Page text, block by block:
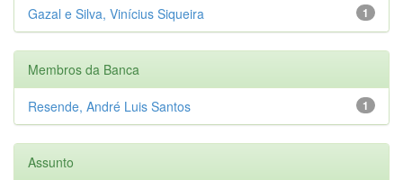
1
Gazal e Silva, Vinícius Siqueira
Membros da Banca
1
Resende, André Luis Santos
Assunto